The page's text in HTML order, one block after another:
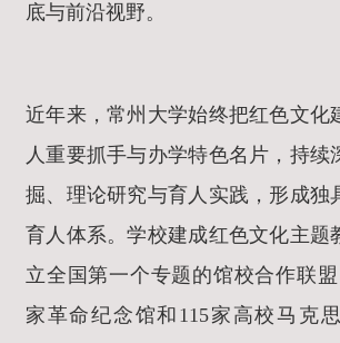
底与前沿视野。
近年来，常州大学始终把红色文化
人重要抓手与办学特色名片，持续
掘、理论研究与育人实践，形成独
育人体系。学校建成红色文化主题
立全国第一个专题的馆校合作联
家革命纪念馆和115家高校马克